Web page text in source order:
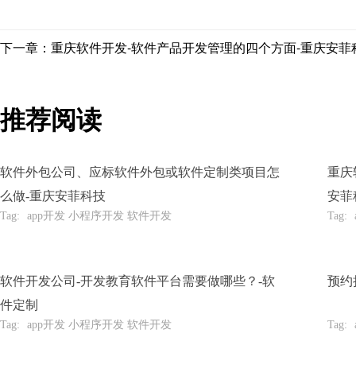
下一章：重庆软件开发-软件产品开发管理的四个方面-重庆安菲
推荐阅读
软件外包公司、应标软件外包或软件定制类项目怎
么做-重庆安菲科技
Tag: app开发 小程序开发 软件开发
重庆
安菲
Tag:
软件开发公司-开发教育软件平台需要做哪些？-软
件定制
Tag: app开发 小程序开发 软件开发
预约
Tag: